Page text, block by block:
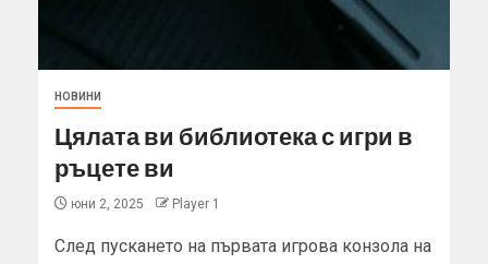
НОВИНИ
Цялата ви библиотека с игри в
ръцете ви
юни 2, 2025 Player 1
След пускането на първата игрова конзола на